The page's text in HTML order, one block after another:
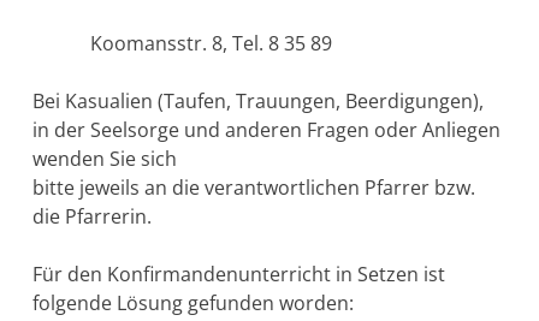
Koomansstr. 8, Tel. 8 35 89
Bei Kasualien (Taufen, Trauungen, Beerdigungen),
in der Seelsorge und anderen Fragen oder Anliegen
wenden Sie sich
bitte jeweils an die verantwortlichen Pfarrer bzw.
die Pfarrerin.
Für den Konfirmandenunterricht in Setzen ist
folgende Lösung gefunden worden: